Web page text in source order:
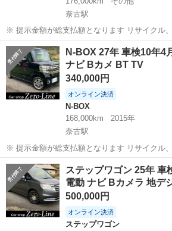
奈古駅
※ 提示金額が総支払額となります リサイクル
いきなりの購入はキャンセルさせて頂きます。
ます。 まず支払い能力がない、約束を守れない、調べれば分かること
やくだらない質問、値...
山口 萩市 アクティ トラ
N-BOX 27年 車検10年4
ナビ Bカメ BT TV
340,000円
オンライン決済
N-BOX
168,000km
2015年
奈古駅
※ 提示金額が総支払額となります リサイクル
いきなりの購入はキャンセルさせて頂きます。
ます。 まず支払い能力がない、約束を守れない、調べれば分かること
やくだらない質問、値...
山口 萩市 N-BOX ドラレ
ステップワゴン 25年 車
電動 ナビ Bカメラ 地デ
500,000円
オンライン決済
ステップワゴン